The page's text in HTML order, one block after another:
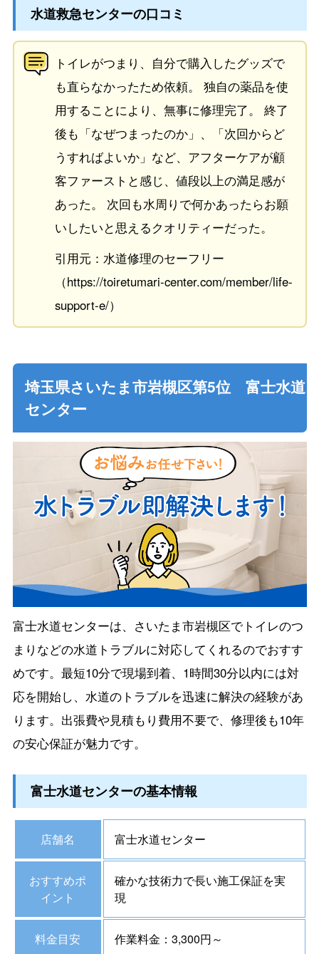
水道救急センターの口コミ
トイレがつまり、自分で購入したグッズで
も直らなかったため依頼。 独自の薬品を使
用することにより、無事に修理完了。 終了
後も「なぜつまったのか」、「次回からど
うすればよいか」など、アフターケアが顧
客ファーストと感じ、値段以上の満足感が
あった。 次回も水周りで何かあったらお願
いしたいと思えるクオリティーだった。
引用元：水道修理のセーフリー
（https://toiretumari-center.com/member/life-
support-e/）
埼玉県さいたま市岩槻区第5位 富士水道
センター
富士水道センターは、さいたま市岩槻区でトイレのつ
まりなどの水道トラブルに対応してくれるのでおすす
めです。最短10分で現場到着、1時間30分以内には対
応を開始し、水道のトラブルを迅速に解決の経験があ
ります。出張費や見積もり費用不要で、修理後も10年
の安心保証が魅力です。
富士水道センターの基本情報
店舗名 富士水道センター
おすすめポ
イント
確かな技術力で長い施工保証を実
現
料金目安 作業料金：3,300円～